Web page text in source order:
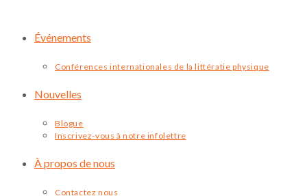
Événements
Conférences internationales de la littératie physique
Nouvelles
Blogue
Inscrivez-vous à notre infolettre
À propos de nous
Contactez nous